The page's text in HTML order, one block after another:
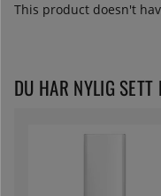
This product doesn't
DU HAR NYLIG SETT